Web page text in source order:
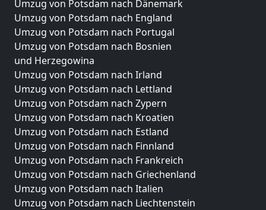
Umzug von Potsdam nach Dänemark
Umzug von Potsdam nach England
Umzug von Potsdam nach Portugal
Umzug von Potsdam nach Bosnien
und Herzegowina
Umzug von Potsdam nach Irland
Umzug von Potsdam nach Lettland
Umzug von Potsdam nach Zypern
Umzug von Potsdam nach Kroatien
Umzug von Potsdam nach Estland
Umzug von Potsdam nach Finnland
Umzug von Potsdam nach Frankreich
Umzug von Potsdam nach Griechenland
Umzug von Potsdam nach Italien
Umzug von Potsdam nach Liechtenstein